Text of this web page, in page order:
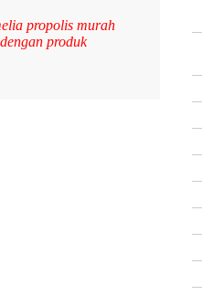
propolis murah
produk